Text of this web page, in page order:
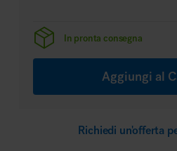
In pronta consegna
Aggiungi al
Richiedi un'offerta